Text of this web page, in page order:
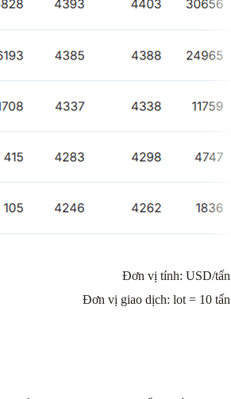
Đơn vị tính: USD/tấn
Đơn vị giao dịch: lot = 10 tấn